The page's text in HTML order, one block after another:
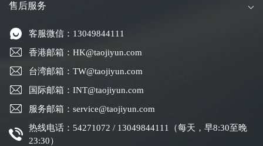
售后服务
客服微信：13049844111
香港邮箱：HK@taojiyun.com
台湾邮箱：TW@taojiyun.com
国际邮箱：INT@taojiyun.com
服务邮箱：service@taojiyun.com
热线电话：54271072 / 13049844111（每天，早8:30至晚
23:30）